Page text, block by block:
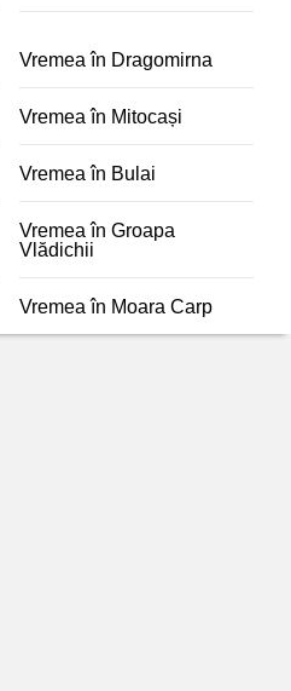
Vremea în Dragomirna
Vremea în Mitocași
Vremea în Bulai
Vremea în Groapa
Vlădichii
Vremea în Moara Carp